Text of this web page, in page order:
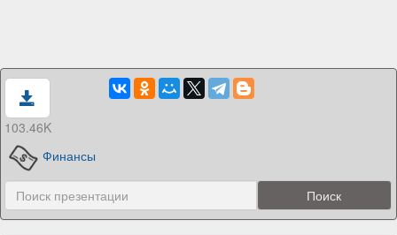
103.46K
Финансы